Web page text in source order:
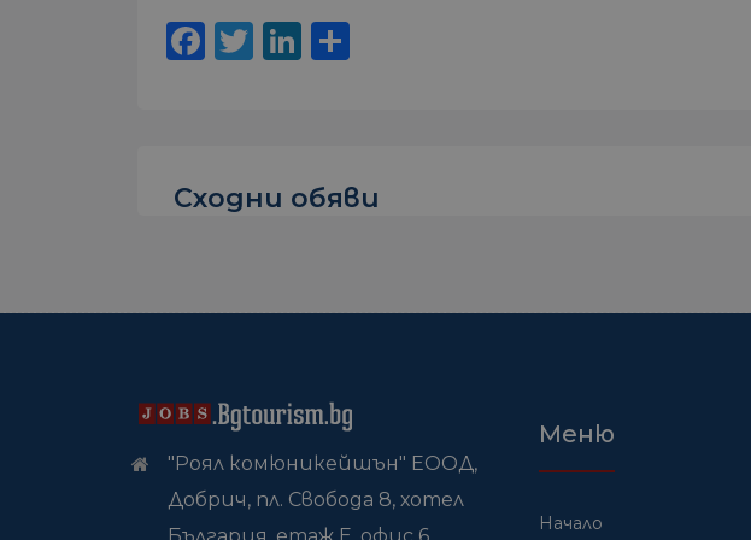
Facebook
Twitter
LinkedIn
Сходни обяви
"Роял комюникейшън" ЕООД,
Добрич, пл. Свобода 8, хотел
Меню
Начало